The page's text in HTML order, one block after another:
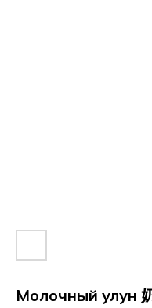
Молочный улун